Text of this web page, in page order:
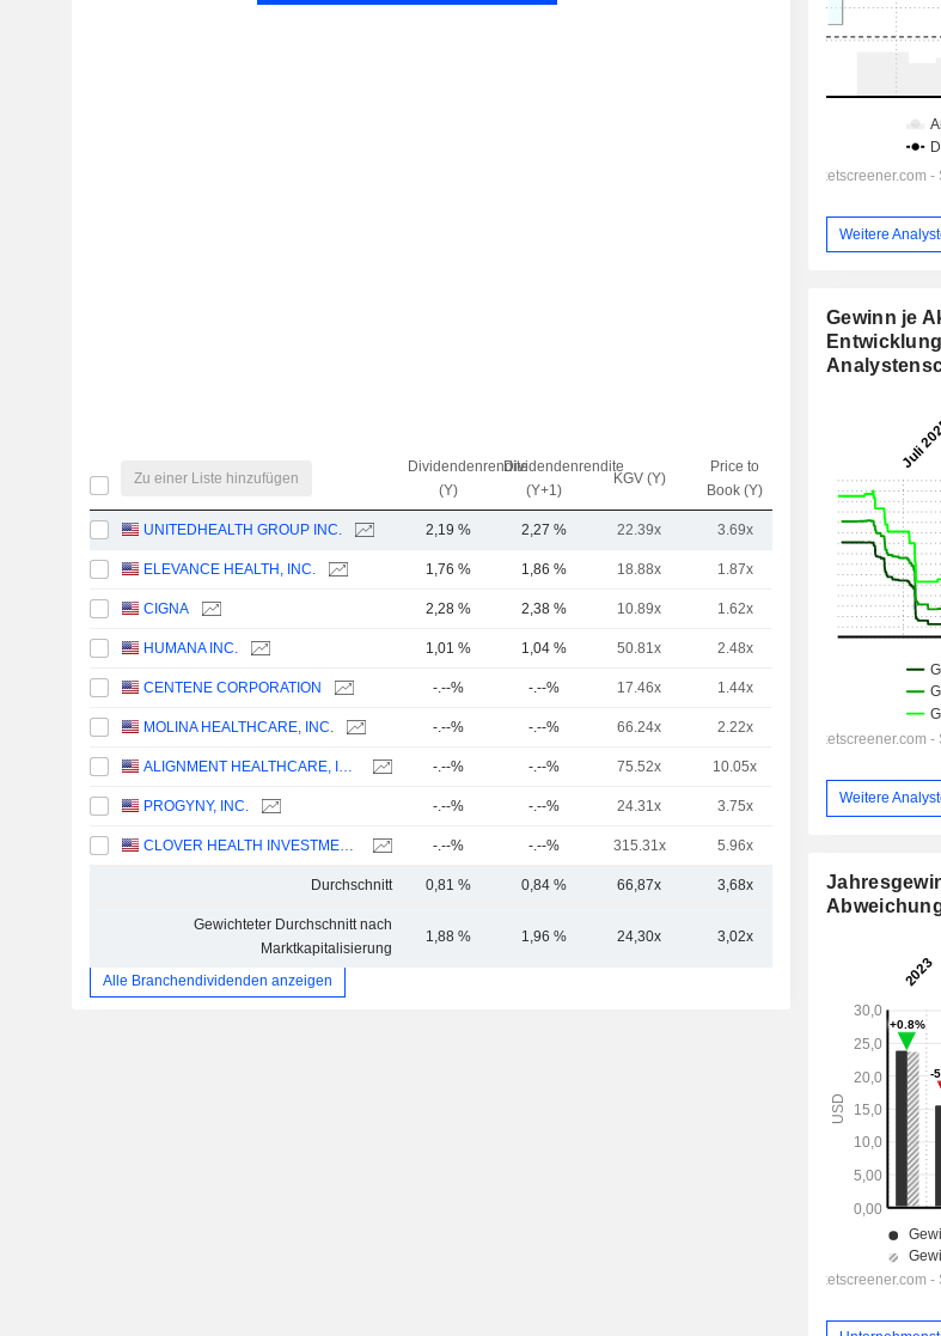
Zu einer Liste hinzufügen
Dividendenrendite
(Y)
Dividendenrendite
(Y+1)
KGV (Y)
Price to
Book (Y)
(Y)
UNITEDHEALTH GROUP INC. 2,19 % 2,27 % 22.39x 3.69x 0.94x
ELEVANCE HEALTH, INC. 1,76 % 1,86 % 18.88x 1.87x 0.55x
CIGNA 2,28 % 2,38 % 10.89x 1.62x 0.32x
HUMANA INC. 1,01 % 1,04 % 50.81x 2.48x
CENTENE CORPORATION -.--% -.--% 17.46x 1.44x
MOLINA HEALTHCARE, INC. -.--% -.--% 66.24x 2.22x
ALIGNMENT HEALTHCARE, INC. -.--% -.--% 75.52x 10.05x
PROGYNY, INC. -.--% -.--% 24.31x 3.75x 1.65x
CLOVER HEALTH INVESTMENTS, CORP. -.--% -.--% 315.31x 5.96x
Durchschnitt 0,81 % 0,84 % 66,87x 3,68x 0,59x
Gewichteter Durchschnitt nach
Marktkapitalisierung
1,88 % 1,96 % 24,30x 3,02x
Alle Branchendividenden anzeigen
Weitere
Gewinn je
Weitere